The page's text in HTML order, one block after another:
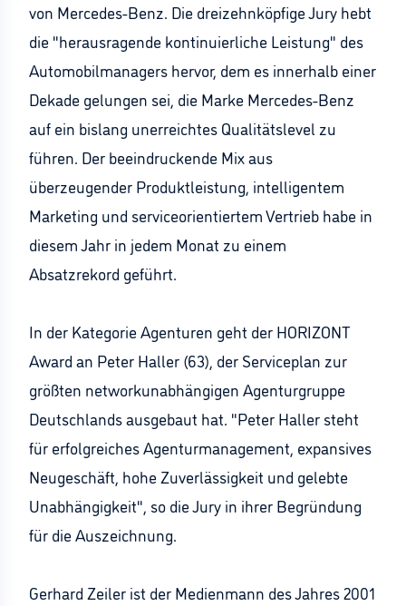
von Mercedes-Benz. Die dreizehnköpfige Jury hebt
die "herausragende kontinuierliche Leistung" des
Automobilmanagers hervor, dem es innerhalb einer
Dekade gelungen sei, die Marke Mercedes-Benz
auf ein bislang unerreichtes Qualitätslevel zu
führen. Der beeindruckende Mix aus
überzeugender Produktleistung, intelligentem
Marketing und serviceorientiertem Vertrieb habe in
diesem Jahr in jedem Monat zu einem
Absatzrekord geführt.
In der Kategorie Agenturen geht der HORIZONT
Award an Peter Haller (63), der Serviceplan zur
größten networkunabhängigen Agenturgruppe
Deutschlands ausgebaut hat. "Peter Haller steht
für erfolgreiches Agenturmanagement, expansives
Neugeschäft, hohe Zuverlässigkeit und gelebte
Unabhängigkeit", so die Jury in ihrer Begründung
für die Auszeichnung.
Gerhard Zeiler ist der Medienmann des Jahres 2001